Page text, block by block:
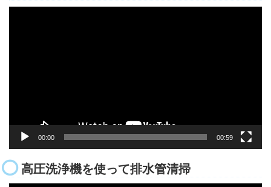
00:00 00:59
高圧洗浄機を使って排水管清掃